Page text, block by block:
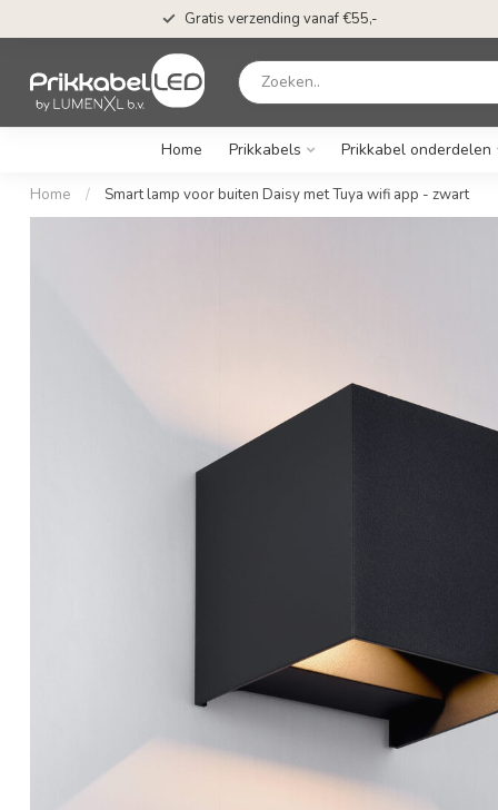
Gratis verzending vanaf €55,-
Home Prikkabels Prikkabel onderdelen
Home / Smart lamp voor buiten Daisy met Tuya wifi app - zwart